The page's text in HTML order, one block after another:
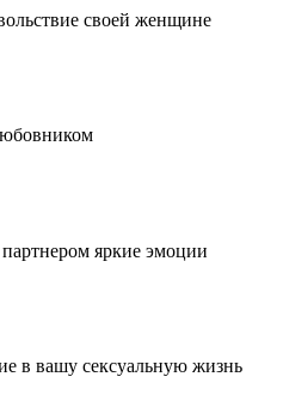
своей женщине
яркие эмоции
в вашу сексуальную жизнь